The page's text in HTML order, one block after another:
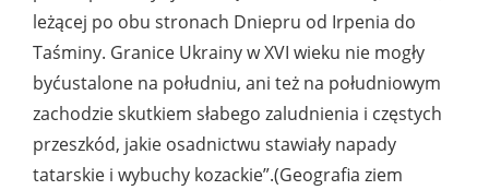
leżącej po obu stronach Dniepru od Irpenia do
Taśminy. Granice Ukrainy w XVI wieku nie mogły
byćustalone na południu, ani też na południowym
zachodzie skutkiem słabego zaludnienia i częstych
przeszkód, jakie osadnictwu stawiały napady
tatarskie i wybuchy kozackie”.(Geografia ziem